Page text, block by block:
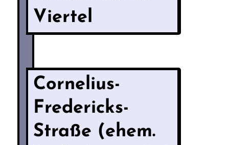
Viertel
Cornelius-
Fredericks-
Straße (ehem.